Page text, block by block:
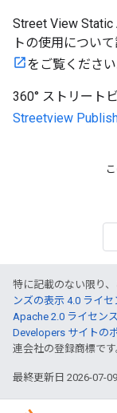
Street View Static
トの使用につい
をご覧ください
360° ストリート
Streetview
特に記載のない限り
ンズの表示 4.0 ライセ
Apache 2.0 ライセンス
Developers サイトの
連会社の登録商標です
最終更新日 2026-07-09